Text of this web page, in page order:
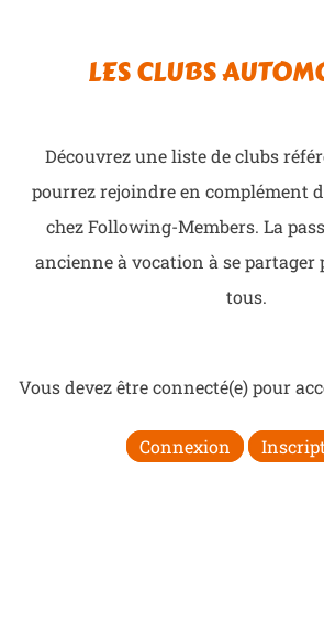
LES CLUBS
Découvrez une liste de clubs
pourrez rejoindre en complément
chez Following-Members. La
ancienne à vocation à se partager
tous.
Vous devez être connecté(e) pour
Connexion